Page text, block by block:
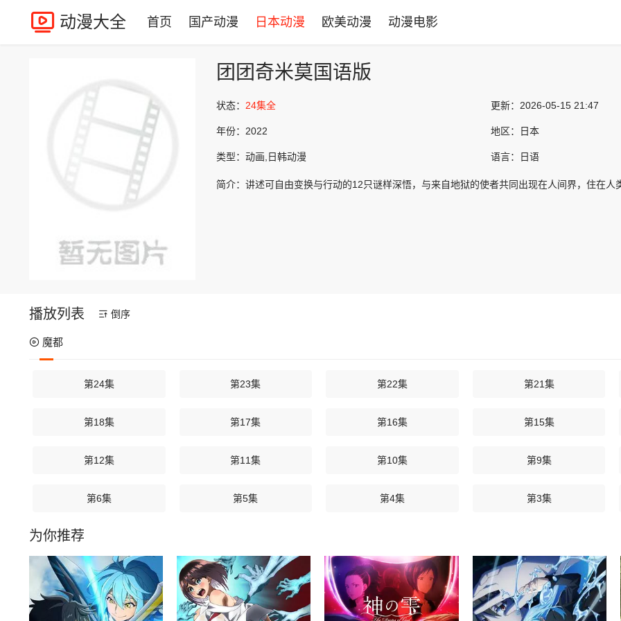
动漫大全 首页 国产动漫 日本动漫 欧美动漫 动漫电影
团团奇米莫国语版
状态： 24集全 更新： 2026-05-15 21:47
年份： 2022 地区： 日本
类型： 动画,日韩动漫 语言： 日语
简介： 讲述可自由变换与行动的12只谜样深悟，与来自地狱的使者共同出现在人间界，住在
播放列表 倒序
魔都
第24集 第23集 第22集 第21集
第18集 第17集 第16集 第15集
第12集 第11集 第10集 第9集
第6集 第5集 第4集 第3集
为你推荐